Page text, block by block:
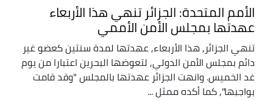
الأمم المتحدة: الجزائر تنهي هذا الأربعاء
عهدتها بمجلس الأمن الأممي
تنهي الجزائر, هذا الأربعاء, عهدتها لمدة سنتين كعضو غير
دائم بمجلس الأمن الدولي, لتعوضها البحرين اعتبارا من يوم
غد الخميس. وانهت الجزائر عهدتها بالمجلس "وقد قامت
بواجبها", كما أكده ممثل ...